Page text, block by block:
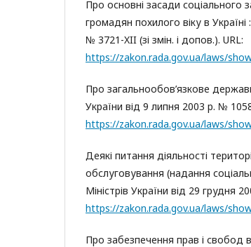
Про основні засади соціального
громадян похилого віку в
№ 3721-XII (зі змін. і допов.). URL:
https://zakon.rada.gov.ua/laws/
Про загальнообов’язкове
України від 9 липня 2003 р. №
https://zakon.rada.gov.ua/laws/
Деякі питання діяльності
обслуговування (надання
Міністрів України від 29 грудня
https://zakon.rada.gov.ua/laws/
Про забезпечення прав і свобод